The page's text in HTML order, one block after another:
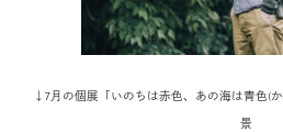
↓7月の個展「いのちは赤色、あの海は青色(
景